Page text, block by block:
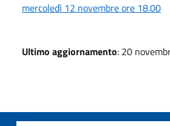
mercoledì 12 novembre ore 18.00
Ultimo aggiornamento: 20